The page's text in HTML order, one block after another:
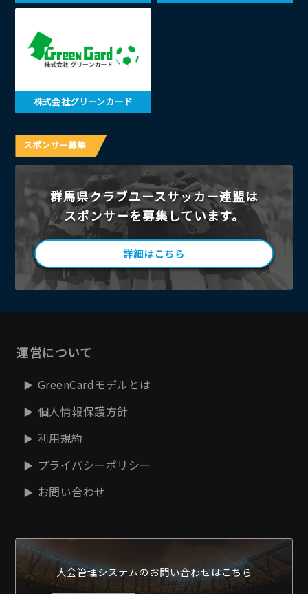
株式会社グリーンカード
スポンサー募集
群馬県クラブユースサッカー連盟は
スポンサーを募集しています。
詳細はこちら
運営について
GreenCardモデルとは
個人情報保護方針
利用規約
プライバシーポリシー
お問い合わせ
大会管理システムのお問い合わせはこちら